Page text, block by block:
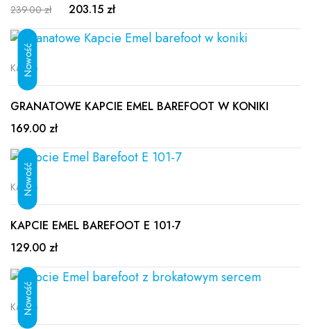
239.00 zł 203.15 zł
Kapcie
GRANATOWE KAPCIE EMEL BAREFOOT W KONIKI
169.00 zł
Kapcie
KAPCIE EMEL BAREFOOT E 101-7
129.00 zł
Kapcie